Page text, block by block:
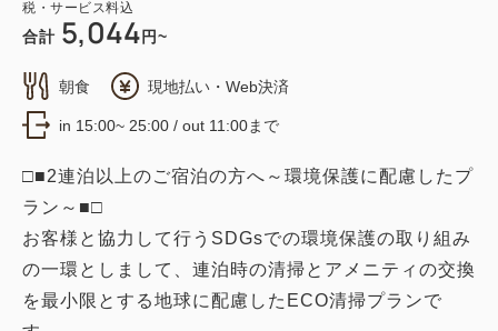
税・サービス料込
合計 5,044 円~
朝食 現地払い・Web決済
in 15:00~ 25:00 / out 11:00まで
□■2連泊以上のご宿泊の方へ～環境保護に配慮したプ
ラン～■□
お客様と協力して行うSDGsでの環境保護の取り組み
の一環としまして、連泊時の清掃とアメニティの交換
を最小限とする地球に配慮したECO清掃プランで